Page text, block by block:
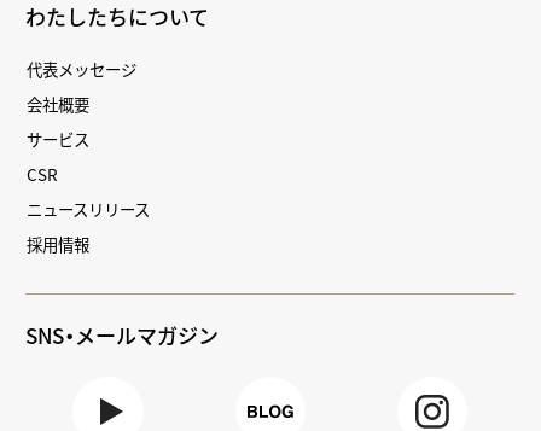
わたしたちについて
代表メッセージ
会社概要
サービス
CSR
ニュースリリース
採用情報
SNS・メールマガジン